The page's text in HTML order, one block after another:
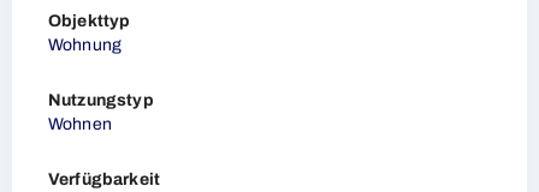
Objekttyp
Wohnung
Nutzungstyp
Wohnen
Verfügbarkeit